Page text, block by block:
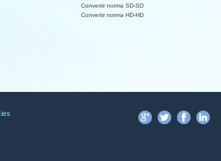
Convertir norma SD-SD
Convertir norma HD-HD